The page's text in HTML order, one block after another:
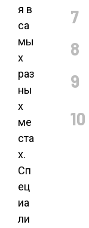
я в
са
мы
х
раз
ны
х
ме
ста
х.
Сп
ец
иа
ли